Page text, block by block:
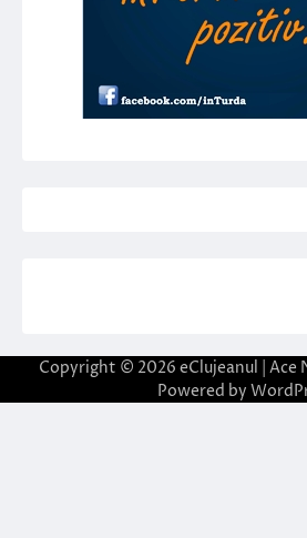
Copyright © 2026 eClujeanul | Ace
Powered by